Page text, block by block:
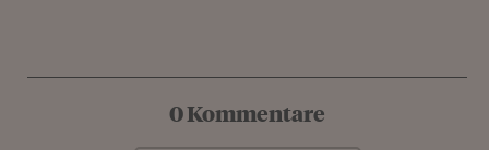
0 Kommentare